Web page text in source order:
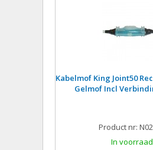
Kabelmof King Joint50
Gelmof Incl
Product nr:
In voorraad